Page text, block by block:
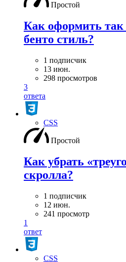
Простой
Как оформить так
бенто стиль?
1 подписчик
13 июн.
298 просмотров
3
ответа
CSS
Простой
Как убрать
скролла?
1 подписчик
12 июн.
241 просмотр
1
ответ
CSS